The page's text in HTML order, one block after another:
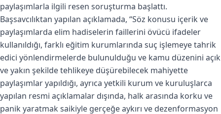
paylaşımlarla ilgili resen soruşturma başlattı.
Başsavcılıktan yapılan açıklamada, “Söz konusu içerik ve
paylaşımlarda elim hadiselerin faillerini övücü ifadeler
kullanıldığı, farklı eğitim kurumlarında suç işlemeye tahrik
edici yönlendirmelerde bulunulduğu ve kamu düzenini açık
ve yakın şekilde tehlikeye düşürebilecek mahiyette
paylaşımlar yapıldığı, ayrıca yetkili kurum ve kuruluşlarca
yapılan resmi açıklamalar dışında, halk arasında korku ve
panik yaratmak saikiyle gerçeğe aykırı ve dezenformasyon